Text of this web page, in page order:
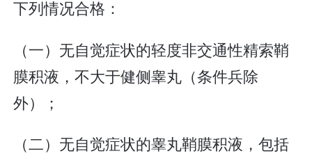
下列情况合格：
（一）无自觉症状的轻度非交通性精索鞘
膜积液，不大于健侧睾丸（条件兵除
外）；
（二）无自觉症状的睾丸鞘膜积液，包括